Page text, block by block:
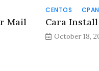
Mail
CENTOS
Cara Install
October 18,